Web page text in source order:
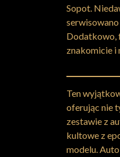
Sopot.
Dodatkowo,
znakomicie i
Ten
oferując nie
zestawie z
kultowe z
modelu.